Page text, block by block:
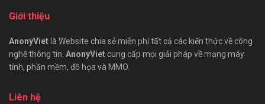
Giới thiệu
AnonyViet là Website chia sẻ miễn phí tất cả các kiến thức về công
nghệ thông tin. AnonyViet cung cấp mọi giải pháp về mạng máy
tính, phần mềm, đồ họa và MMO.
Liên hệ